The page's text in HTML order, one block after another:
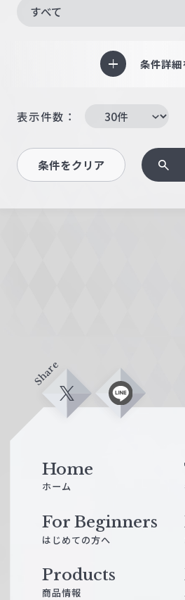
すべて
条件詳細
表示件数：
条件をクリア
Share
X L
Home
ホーム
For Beginners
はじめての方へ
Products
商品情報